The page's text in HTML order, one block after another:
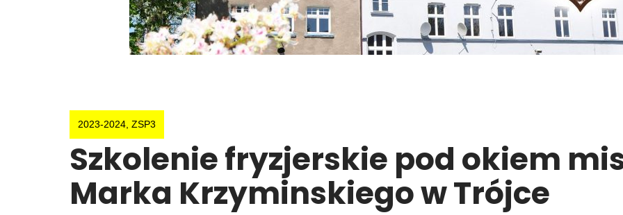
2023-2024 ZSP3
Szkolenie fryzjerskie pod okiem
Marka Krzyminskiego w Trójce